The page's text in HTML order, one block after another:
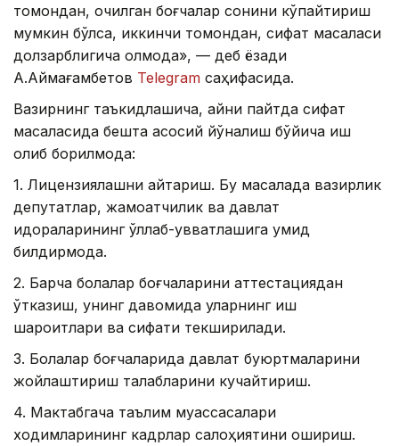
томондан, очилган боғчалар сонини кўпайтириш
мумкин бўлса, иккинчи томондан, сифат масаласи
долзарблигича қолмоқда», — деб ёзади
А.Аймағамбетов Telegram саҳифасида.
Вазирнинг таъкидлашича, айни пайтда сифат
масаласида бешта асосий йўналиш бўйича иш
олиб борилмоқда:
1. Лицензиялашни қайтариш. Бу масалада вазирлик
депутатлар, жамоатчилик ва давлат
идораларининг қўллаб-қувватлашига умид
билдирмоқда.
2. Барча болалар боғчаларини аттестациядан
ўтказиш, унинг давомида уларнинг иш
шароитлари ва сифати текширилади.
3. Болалар боғчаларида давлат буюртмаларини
жойлаштириш талабларини кучайтириш.
4. Мактабгача таълим муассасалари
ходимларининг кадрлар салоҳиятини ошириш.